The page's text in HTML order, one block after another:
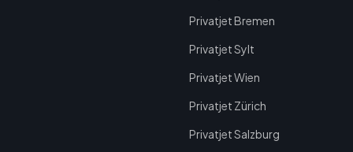
Privatjet Bremen
Privatjet Sylt
Privatjet Wien
Privatjet Zürich
Privatjet Salzburg